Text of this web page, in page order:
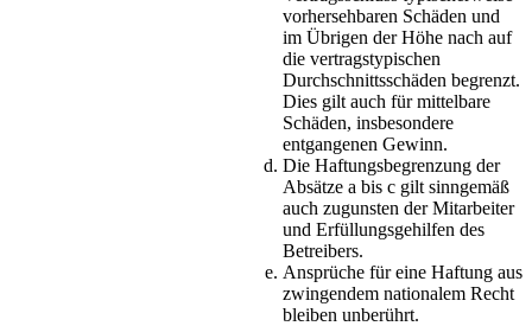
vorhersehbaren Schäden und
im Übrigen der Höhe nach auf
die vertragstypischen
Durchschnittsschäden begrenzt.
Dies gilt auch für mittelbare
Schäden, insbesondere
entgangenen Gewinn.
Die Haftungsbegrenzung der
Absätze a bis c gilt sinngemäß
auch zugunsten der Mitarbeiter
und Erfüllungsgehilfen des
Betreibers.
Ansprüche für eine Haftung aus
zwingendem nationalem Recht
bleiben unberührt.